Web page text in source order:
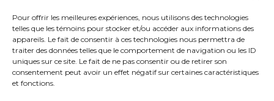
Pour offrir les meilleures expériences, nous utilisons des technologies
telles que les témoins pour stocker et/ou accéder aux informations des
appareils. Le fait de consentir à ces technologies nous permettra de
traiter des données telles que le comportement de navigation ou les ID
uniques sur ce site. Le fait de ne pas consentir ou de retirer son
consentement peut avoir un effet négatif sur certaines caractéristiques
et fonctions.